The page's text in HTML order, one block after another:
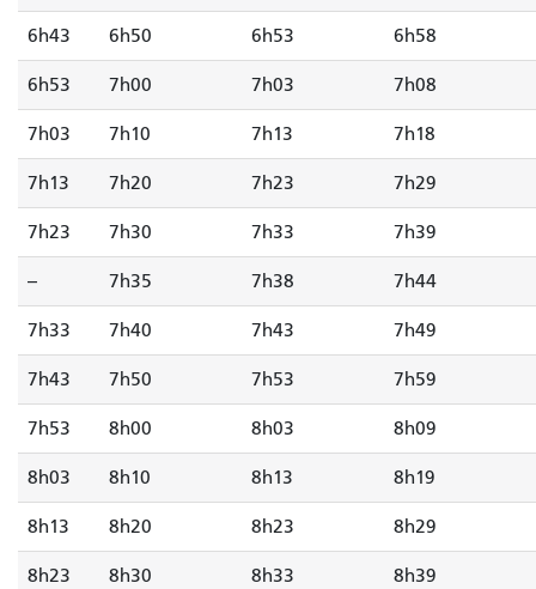
6h43 6h50 6h53 6h58
6h53 7h00 7h03 7h08
7h03 7h10 7h13 7h18
7h13 7h20 7h23 7h29
7h23 7h30 7h33 7h39
-- 7h35 7h38 7h44
7h33 7h40 7h43 7h49
7h43 7h50 7h53 7h59
7h53 8h00 8h03 8h09
8h03 8h10 8h13 8h19
8h13 8h20 8h23 8h29
8h23 8h30 8h33 8h39